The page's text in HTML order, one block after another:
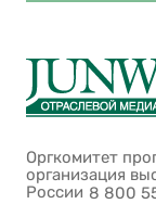
Оргкомитет
организация
России 8 800